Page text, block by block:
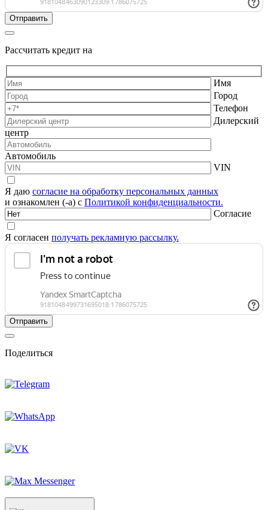
Рассчитать кредит на
Имя
Город
Телефон
Дилерский
центр
Автомобиль
VIN
Я даю согласие на обработку персональных данных
и ознакомлен (-а) с Политикой конфиденциальности.
Согласие
Я согласен получать рекламную рассылку.
Поделиться